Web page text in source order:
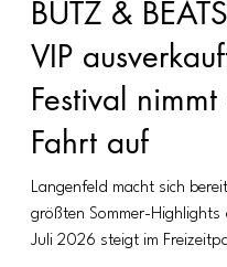
11. Mai
2 Min. Lesezeit
BÜTZ &
VIP
Festival nimmt
Fahrt auf
Langenfeld macht sich